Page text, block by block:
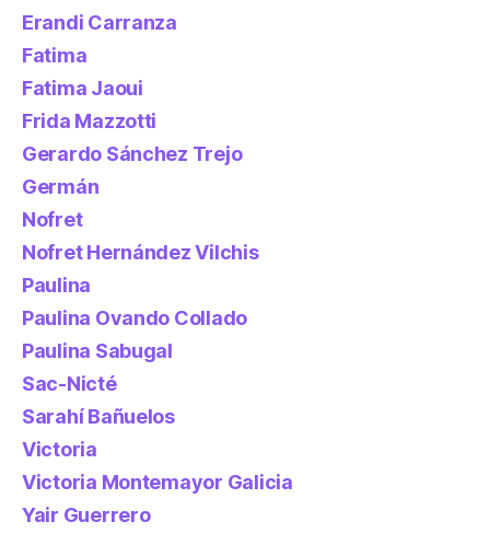
Erandi Carranza
Fatima
Fatima Jaoui
Frida Mazzotti
Gerardo Sánchez Trejo
Germán
Nofret
Nofret Hernández Vilchis
Paulina
Paulina Ovando Collado
Paulina Sabugal
Sac-Nicté
Sarahí Bañuelos
Victoria
Victoria Montemayor Galicia
Yair Guerrero